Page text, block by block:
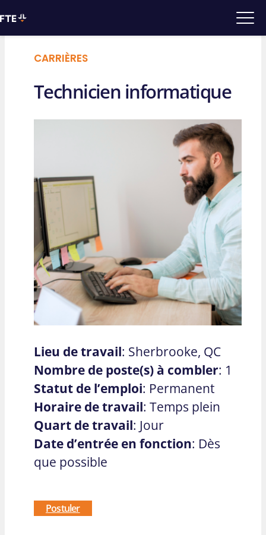
CARRIÈRES
Technicien informatique
Lieu de travail: Sherbrooke, QC
Nombre de poste(s) à combler: 1
Statut de l’emploi: Permanent
Horaire de travail: Temps plein
Quart de travail: Jour
Date d’entrée en fonction: Dès
que possible
Postuler